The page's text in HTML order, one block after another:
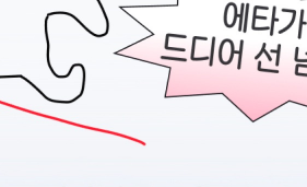
상연
류기> 상연
상연
스> 상연
명을 작성해주세요.> 상연